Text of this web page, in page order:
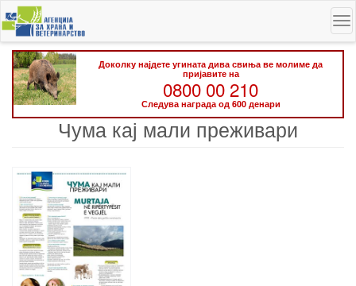
Skip
to
main
content
Доколку најдете угината дива свиња ве молиме да
пријавите на
0800 00 210
Следува награда од 600 денари
Чума кај мали преживари